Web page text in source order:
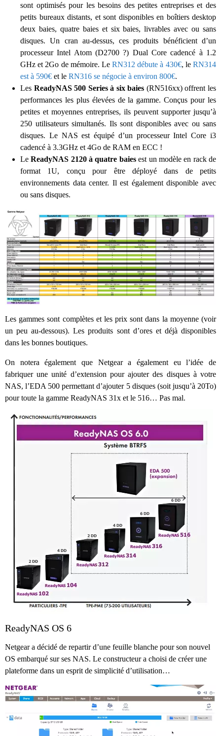
sont optimisés pour les besoins des petites entreprises et des
petits bureaux distants, et sont disponibles en boîtiers desktop
deux baies, quatre baies et six baies, livrables avec ou sans
disques. Un cran au-dessus, ces produits bénéficient d’un
processeur Intel Atom (D2700 ?) Dual Core cadencé à 1.2
GHz et 2Go de mémoire. LeRN312 débute à 430€, leRN314
est à 590€ et le RN316 se négocie à environ 800€.
Les ReadyNAS 500 Series à six baies (RN516xx) offrent les
performances les plus élevées de la gamme. Conçus pour les
petites et moyennes entreprises, ils peuvent supporter jusqu’à
250 utilisateurs simultanés. Ils sont disponibles avec ou sans
disques. Le NAS est équipé d’un processeur Intel Core i3
cadencé à 3.3GHz et 4Go de RAM en ECC !
LeReadyNAS 2120 à quatre baiesest un modèle en rack de
format 1U, conçu pour être déployé dans de petits
environnements data center. Il est également disponible avec
ou sans disques.
Les gammes sont complètes et les prix sont dans la moyenne (voir
un peu au-dessous). Les produits sont d’ores et déjà disponibles
dans les bonnes boutiques.
On notera également que Netgear a également eu l’idée de
fabriquer une unité d’extension pour ajouter des disques à votre
NAS, l’EDA 500 permettant d’ajouter 5 disques (soit jusqu’à 20To)
pour toute la gamme ReadyNAS 31x et le 516… Pas mal.
ReadyNAS OS 6
Netgear a décidé de repartir d’une feuille blanche pour son nouvel
OS embarqué sur ses NAS. Le constructeur a choisi de créer une
plateforme dans un esprit de simplicité d’utilisation…